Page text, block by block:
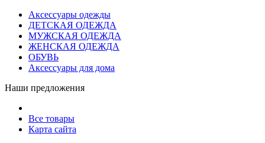
Аксессуары одежды
ДЕТСКАЯ ОДЕЖДА
МУЖСКАЯ ОДЕЖДА
ЖЕНСКАЯ ОДЕЖДА
ОБУВЬ
Аксессуары для дома
Наши предложения
Все товары
Карта сайта